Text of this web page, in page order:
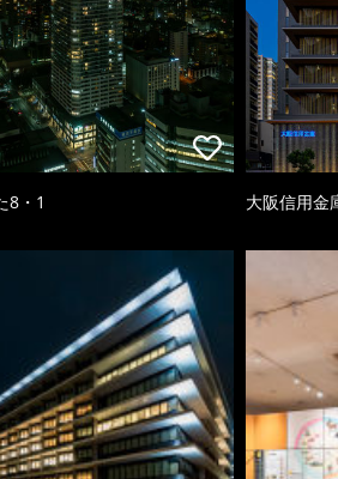
8・1 大阪信用金